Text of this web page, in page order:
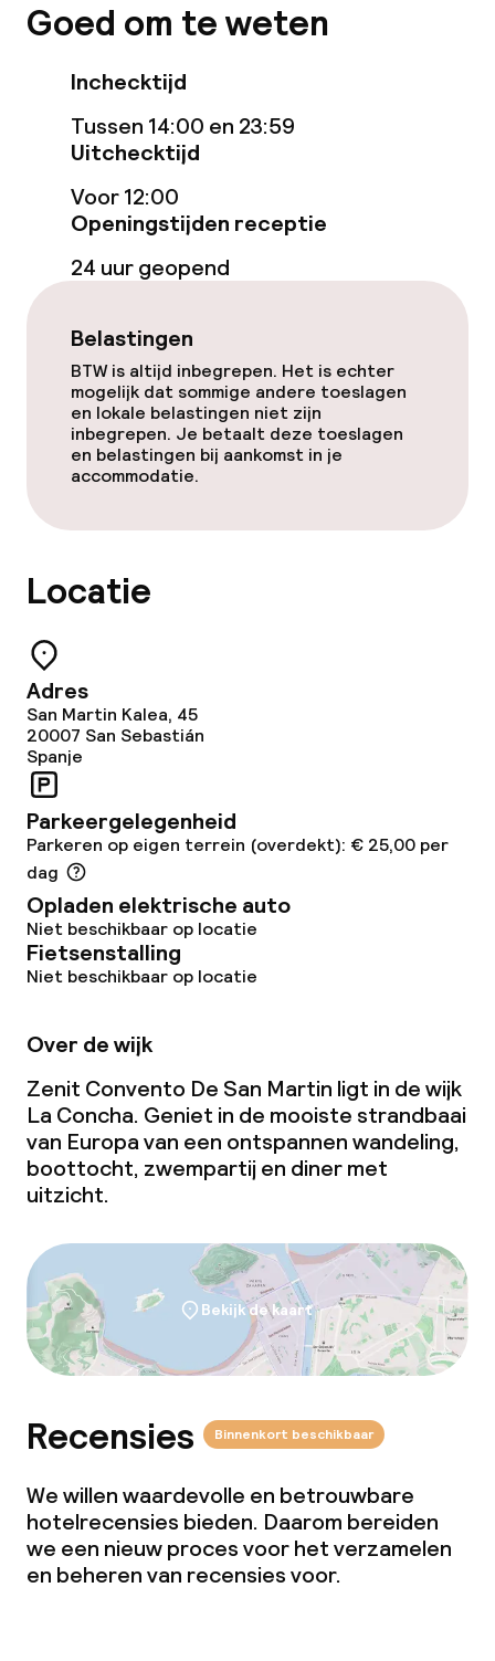
Restaurant
Bar
Eet- en drinkdiensten
Ontbijtbuffet
Dieetopties
Glutenvrije opties
Schoonmaakvoorzieningen
Zakelijke faciliteiten
Vergaderruimte
Beleid
Overal rookvrij
Goed om te weten
Inchecktijd
Tussen 14:00 en 23:59
Uitchecktijd
Voor 12:00
Openingstijden receptie
24 uur geopend
Belastingen
BTW is altijd inbegrepen. Het is echter
mogelijk dat sommige andere toeslagen
en lokale belastingen niet zijn
inbegrepen. Je betaalt deze toeslagen
en belastingen bij aankomst in je
accommodatie.
Locatie
Adres
San Martin Kalea, 45
20007 San Sebastián
Spanje
Parkeergelegenheid
Parkeren op eigen terrein (overdekt): € 25,00 per
dag
Opladen elektrische auto
Niet beschikbaar op locatie
Fietsenstalling
Niet beschikbaar op locatie
Over de wijk
Zenit Convento De San Martin ligt in de wijk
La Concha. Geniet in de mooiste strandbaai
van Europa van een ontspannen wandeling,
boottocht, zwempartij en diner met
uitzicht.
Bekijk de kaart
Recensies Binnenkort beschikbaar
We willen waardevolle en betrouwbare
hotelrecensies bieden. Daarom bereiden
we een nieuw proces voor het verzamelen
en beheren van recensies voor.